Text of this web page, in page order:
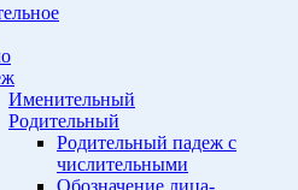
Именительный
Родительный
Родительный падеж с
числительными
Обозначение лица-